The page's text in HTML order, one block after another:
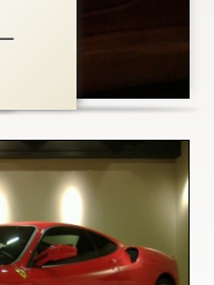
情報保護方針